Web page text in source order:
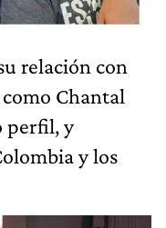
relación con
Chantal
perfil, y
y los